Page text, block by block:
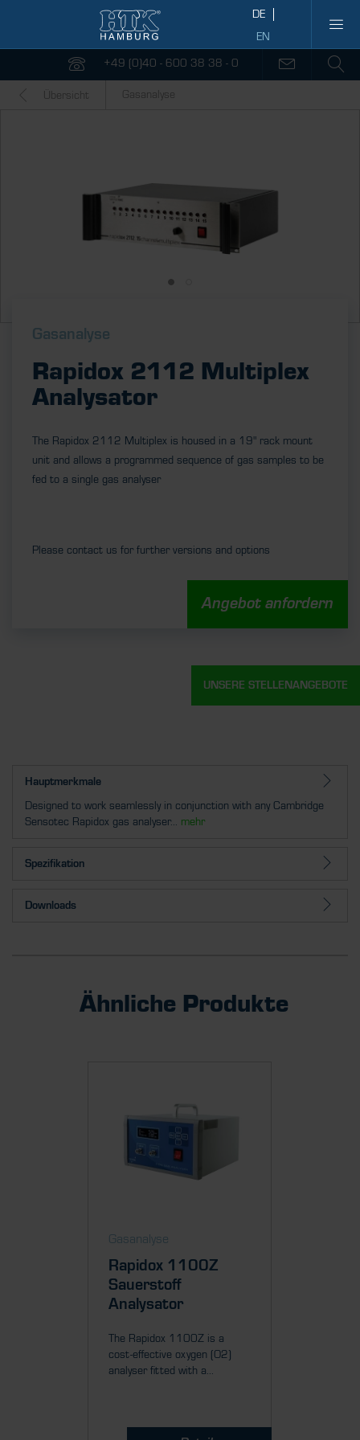
+49 (0)40 - 600 38 38 - 0
Übersicht Gasanalyse
Gasanalyse
Rapidox 2112 Multiplex
Analysator
The Rapidox 2112 Multiplex is housed in a 19" rack mount
unit and allows a programmed sequence of gas samples to be
fed to a single gas analyser
Please contact us for further versions and options
Angebot anfordern
Hauptmerkmale
Designed to work seamlessly in conjunction with any Cambridge
Sensotec Rapidox gas analyser... mehr
Spezifikation
Downloads
Ähnliche Produkte
Gasanalyse
Rapidox 1100Z
Sauerstoff
Analysator
The Rapidox 1100Z is a
cost-effective oxygen (O2)
analyser fitted with a...
UNSERE STELLENANGEBOTE